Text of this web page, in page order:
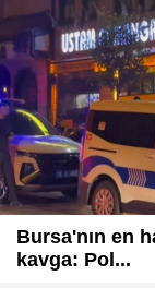
Bursa'nın en
kavga: Pol...